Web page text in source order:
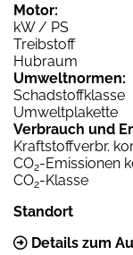
Motor:
kW / PS
Treibstoff
Hubraum
Umweltnormen:
Schadstoffklasse
Umweltplakette
Verbrauch und
Kraftstoffverbr.
CO2-Emissionen
CO2-Klasse
Standort
Details zum